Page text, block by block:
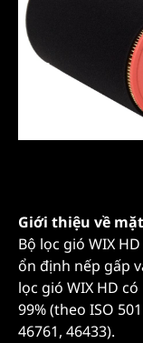
Giới thiệu về
Bộ lọc gió WIX
ổn định nếp gấp
lọc gió WIX HD
99% (theo ISO
46761, 46433).